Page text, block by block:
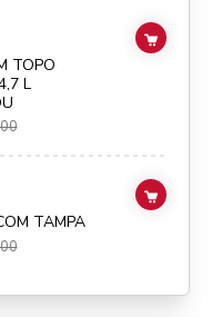
DE 4,7 L ARTISAN BY
TOPO
L
ADD
TAMPA
ADD